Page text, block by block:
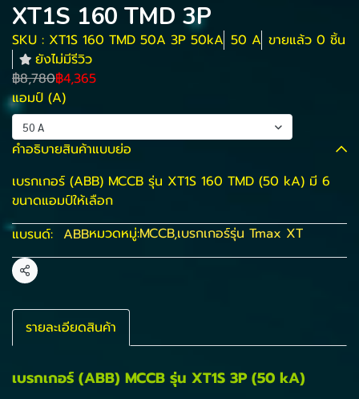
XT1S 160 TMD 3P
SKU : XT1S 160 TMD 50A 3P 50kA 50 A ขายแล้ว 0 ชิ้น
ยังไม่มีรีวิว
฿8,780฿4,365
แอมป์ (A)
50 A
คำอธิบายสินค้าแบบย่อ
เบรกเกอร์ (ABB) MCCB รุ่น XT1S 160 TMD (50 kA) มี 6
ขนาดแอมป์ให้เลือก
แบรนด์: ABBหมวดหมู่:MCCB,เบรกเกอร์รุ่น Tmax XT
แชร์
รายละเอียดสินค้า
เบรกเกอร์ (ABB) MCCB รุ่น XT1S 3P (50 kA)